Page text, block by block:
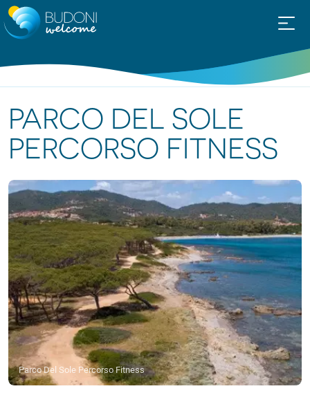
PARCO DEL SOLE
PERCORSO FITNESS
Parco Del Sole Percorso Fitness